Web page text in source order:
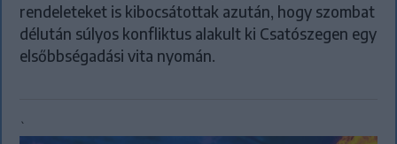
rendeleteket is kibocsátottak azután, hogy szombat
délután súlyos konfliktus alakult ki Csatószegen egy
elsőbbségadási vita nyomán.
`